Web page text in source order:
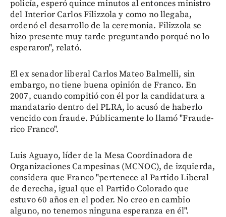
policía, esperó quince minutos al entonces ministro
del Interior Carlos Filizzola y como no llegaba,
ordenó el desarrollo de la ceremonia. Filizzola se
hizo presente muy tarde preguntando porqué no lo
esperaron", relató.
El ex senador liberal Carlos Mateo Balmelli, sin
embargo, no tiene buena opinión de Franco. En
2007, cuando compitió con él por la candidatura a
mandatario dentro del PLRA, lo acusó de haberlo
vencido con fraude. Públicamente lo llamó "Fraude-
rico Franco".
Luis Aguayo, líder de la Mesa Coordinadora de
Organizaciones Campesinas (MCNOC), de izquierda,
considera que Franco "pertenece al Partido Liberal
de derecha, igual que el Partido Colorado que
estuvo 60 años en el poder. No creo en cambio
alguno, no tenemos ninguna esperanza en él".